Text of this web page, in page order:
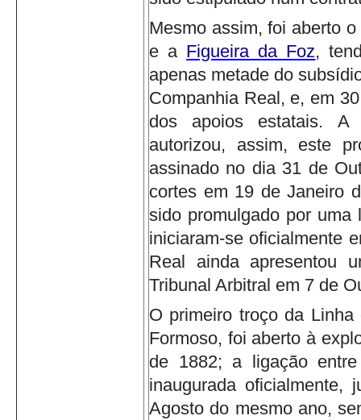
Mesmo assim, foi aberto
e a Figueira da Foz,
apenas metade do
Companhia Real, e, em
dos apoios estatais.
A
autorizou, assim, este
assinado no dia 31 de
cortes em 19 de Janeiro
sido promulgado por
iniciaram-se oficialmente
Real ainda apresentou
Tribunal Arbitral em 7 de
O primeiro troço da
Formoso, foi aberto à
de 1882; a ligação
inaugurada
Agosto do mesmo ano,